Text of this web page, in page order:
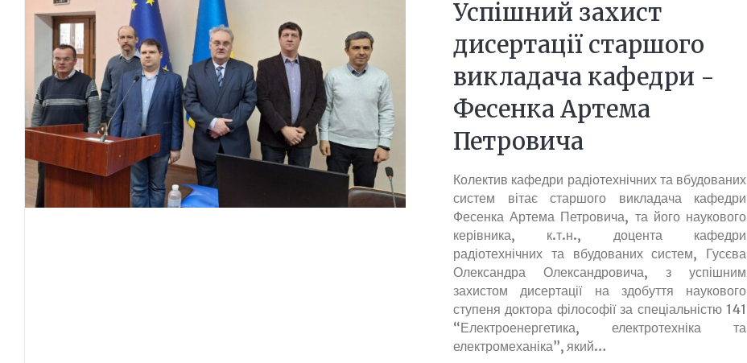
Успішний захист
дисертації старшого
викладача кафедри -
Фесенка Артема
Петровича
Колектив кафедри радіотехнічних та вбудованих
систем вітає старшого викладача кафедри
Фесенка Артема Петровича, та його наукового
керівника, к.т.н., доцента кафедри
радіотехнічних та вбудованих систем, Гусєва
Олександра Олександровича, з успішним
захистом дисертації на здобуття наукового
ступеня доктора філософії за спеціальністю 141
“Електроенергетика, електротехніка та
електромеханіка”, який…